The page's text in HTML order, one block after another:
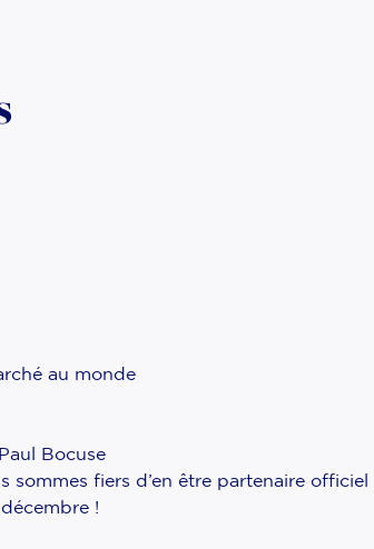
au monde
Bocuse
sommes fiers d’en être partenaire
!